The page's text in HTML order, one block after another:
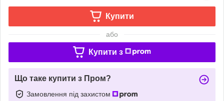
Купити
або
Купити з
Що таке купити з Пром?
Замовлення під захистом